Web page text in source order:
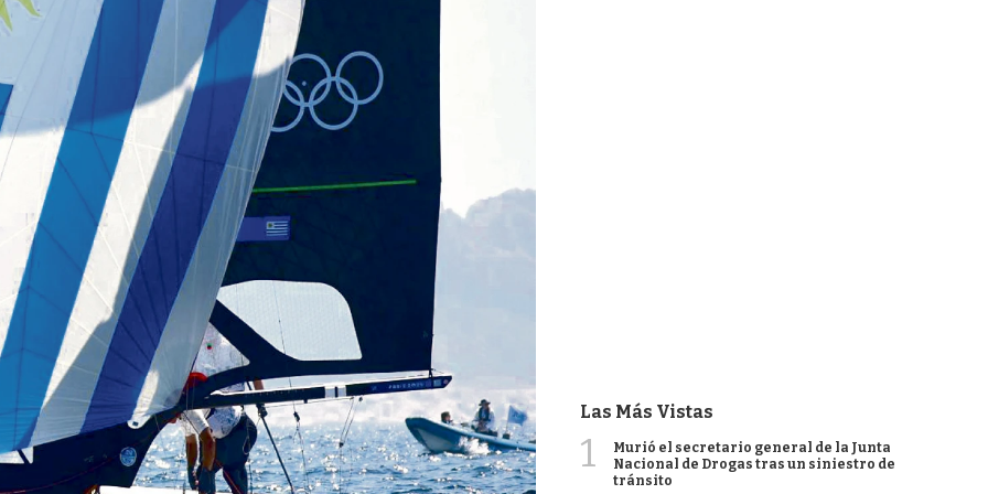
Las Más Vistas
1
Murió el secretario general de la Junta
Nacional de Drogas tras un siniestro de
tránsito